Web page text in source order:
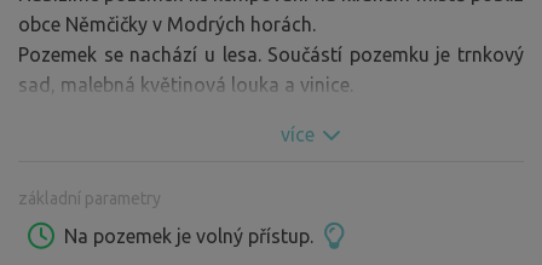
obce Němčičky v Modrých horách.
Pozemek se nachází u lesa. Součástí pozemku je trnkový
sad, malebná květinová louka a vinice.
více
základní parametry
Na pozemek je volný přístup.